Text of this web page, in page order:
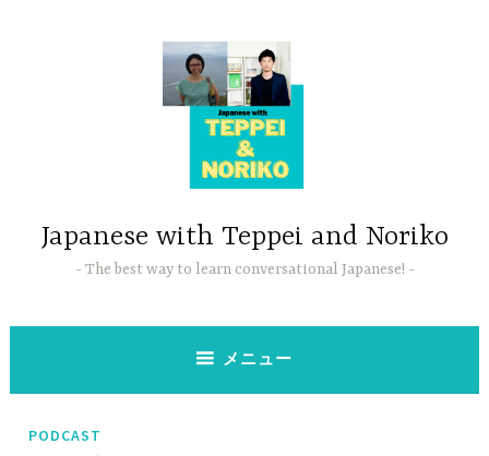
Japanese with Teppei and Noriko
The best way to learn conversational Japanese!
メニュー
PODCAST